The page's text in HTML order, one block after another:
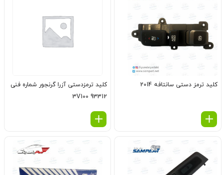
کلید ترمز دستی سانتافه 2014
کلید ترمزدستی آزرا گرنجور شماره فنی
93312 3V100